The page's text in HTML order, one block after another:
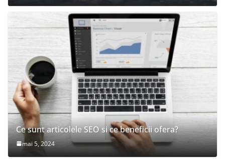
Ce sunt articolele SEO si ce beneficii ofera?
mai 5, 2024